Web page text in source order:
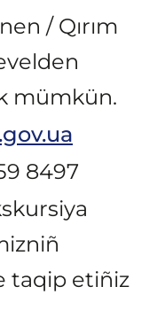
/ Qırım
mümkün.
8497
taqip etiñiz